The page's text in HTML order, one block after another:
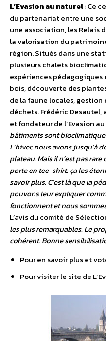
L’Evasion au naturel: Ce
du partenariat entre une
une association, les Relais
la valorisation du
région. Situés dans une
plusieurs chalets
expériences pédagogiques
bois, découverte des
de la faune locales, gestion
déchets. Frédéric
et fondateur de l’Evasion
bâtiments sont
L’hiver, nous avons jusqu’à
plateau. Mais il n’est pas
porte en tee-shirt. ça les
savoir plus. C’est là que la
pouvons leur expliquer
fonctionnent et nous
L’avis du comité de
les plus remarquables. Le
cohérent. Bonne
Pour en savoir plus et
Pour visiter le site de